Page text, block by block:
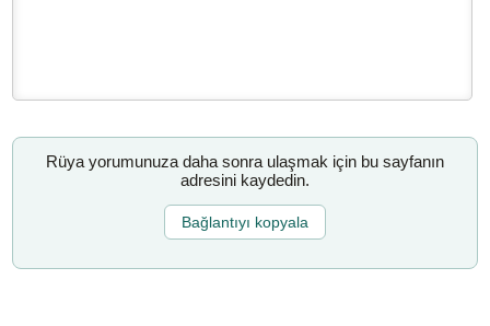
Rüya yorumunuza daha sonra ulaşmak için bu sayfanın
adresini kaydedin.
Bağlantıyı kopyala